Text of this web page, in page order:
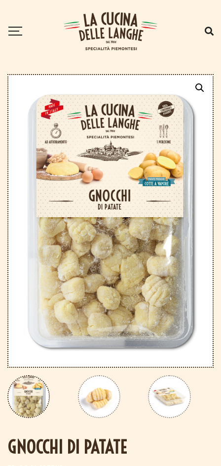
Gli Gnocchi . Gnocchi di patate
GNOCCHI DI PATATE